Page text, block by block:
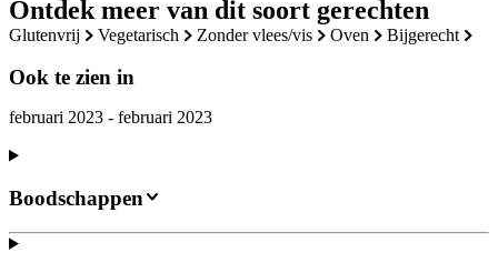
Ontdek meer van dit soort gerechten
glutenvrij vegetarisch zonder vlees/vis oven bijgerecht
Ook te zien in
februari 2023 - februari 2023
Boodschappen